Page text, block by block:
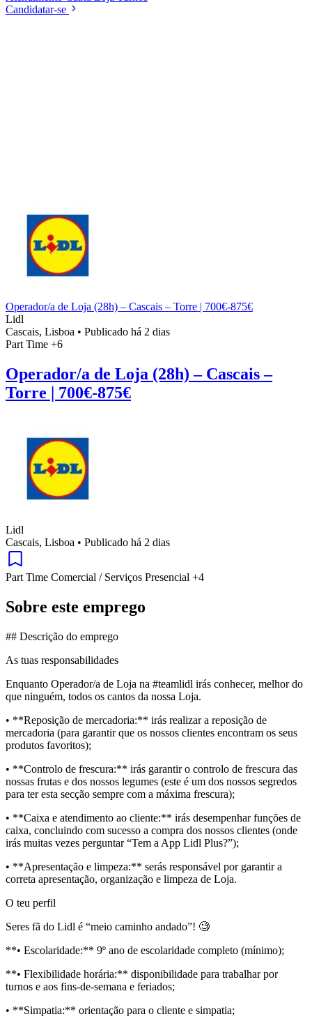
Candidatar-se
Operador/a de Loja (28h) – Cascais – Torre | 700€-875€
Lidl
Cascais, Lisboa • Publicado há 2 dias
Part Time +6
Operador/a de Loja (28h) – Cascais –
Torre | 700€-875€
Lidl
Cascais, Lisboa • Publicado há 2 dias
Part Time Comercial / Serviços Presencial +4
Sobre este emprego
## Descrição do emprego
As tuas responsabilidades
Enquanto Operador/a de Loja na #teamlidl irás conhecer, melhor do
que ninguém, todos os cantos da nossa Loja.
• **Reposição de mercadoria:** irás realizar a reposição de
mercadoria (para garantir que os nossos clientes encontram os seus
produtos favoritos);
• **Controlo de frescura:** irás garantir o controlo de frescura das
nossas frutas e dos nossos legumes (este é um dos nossos segredos
para ter esta secção sempre com a máxima frescura);
• **Caixa e atendimento ao cliente:** irás desempenhar funções de
caixa, concluindo com sucesso a compra dos nossos clientes (onde
irás muitas vezes perguntar “Tem a App Lidl Plus?”);
• **Apresentação e limpeza:** serás responsável por garantir a
correta apresentação, organização e limpeza de Loja.
O teu perfil
Seres fã do Lidl é “meio caminho andado”! 🧐
**• Escolaridade:** 9º ano de escolaridade completo (mínimo);
**• Flexibilidade horária:** disponibilidade para trabalhar por
turnos e aos fins-de-semana e feriados;
• **Simpatia:** orientação para o cliente e simpatia;